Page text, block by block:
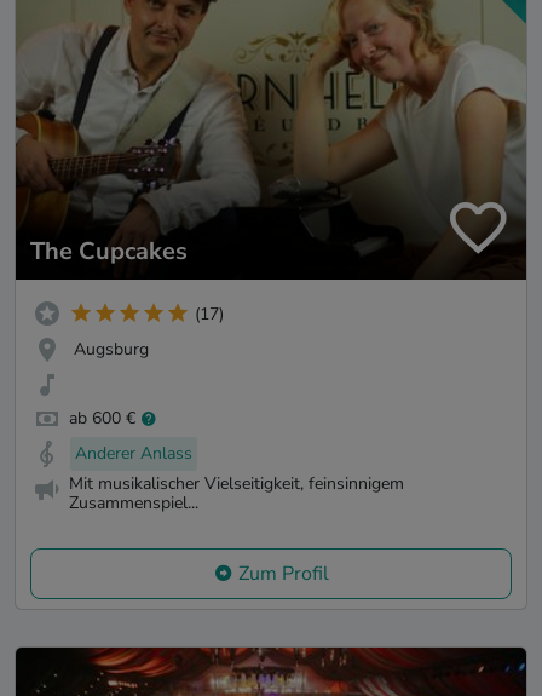
The Cupcakes
(17)
Augsburg
ab 600 €
Anderer Anlass
Mit musikalischer Vielseitigkeit, feinsinnigem
Zusammenspiel...
Zum Profil